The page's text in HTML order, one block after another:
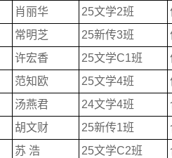
肖丽华 25文学2班
常明芝 25新传3班
许宏香 25文学C1班
范知欧 25文学4班
汤燕君 24文学4班
胡文财 25新传1班
苏 浩 25文学C2班